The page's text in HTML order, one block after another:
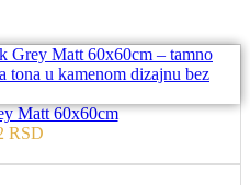
Matt 60x60cm
RSD